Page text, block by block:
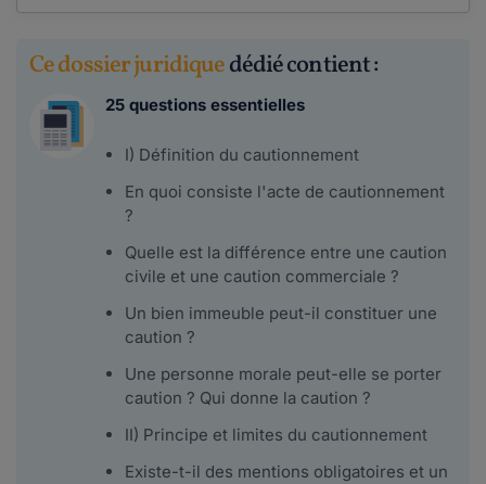
Ce dossier juridiquedédié contient :
25 questions essentielles
I) Définition du cautionnement
En quoi consiste l'acte de cautionnement
?
Quelle est la différence entre une caution
civile et une caution commerciale ?
Un bien immeuble peut-il constituer une
caution ?
Une personne morale peut-elle se porter
caution ? Qui donne la caution ?
II) Principe et limites du cautionnement
Existe-t-il des mentions obligatoires et un